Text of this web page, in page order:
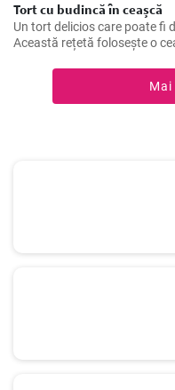
Tort cu budincă în ceașcă
Un tort delicios care poate fi
Această rețetă folosește o
Mai